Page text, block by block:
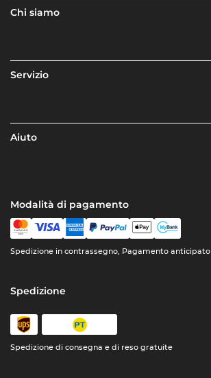
Chi siamo
Servizio
Aiuto
Modalità di pagamento
Spedizione in contrassegno, Pagamento anticipato
Spedizione
Spedizione di consegna e di reso gratuite